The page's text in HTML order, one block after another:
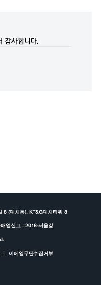
감사합니다.
8 (대치동), KT&G대치타워 8
업신고 : 2018-서울강
이메일무단수집거부